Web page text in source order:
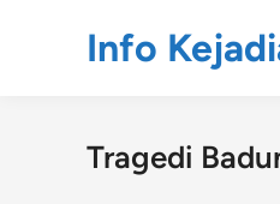
Info
Tragedi